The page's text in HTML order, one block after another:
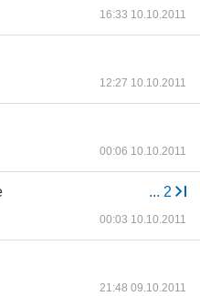
16:33 10.10.2011
12:27 10.10.2011
00:06 10.10.2011
... 2
00:03 10.10.2011
21:48 09.10.2011